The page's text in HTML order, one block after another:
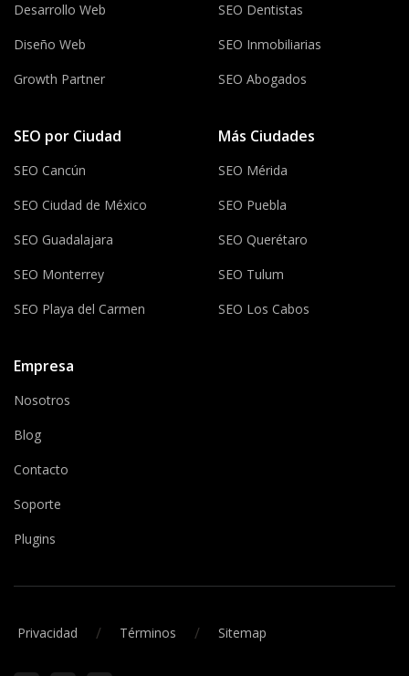
Desarrollo Web
Diseño Web
Growth Partner
SEO Dentistas
SEO Inmobiliarias
SEO Abogados
SEO por Ciudad
SEO Cancún
SEO Ciudad de México
SEO Guadalajara
SEO Monterrey
SEO Playa del Carmen
Más Ciudades
SEO Mérida
SEO Puebla
SEO Querétaro
SEO Tulum
SEO Los Cabos
Empresa
Nosotros
Blog
Contacto
Soporte
Plugins
Privacidad / Términos / Sitemap